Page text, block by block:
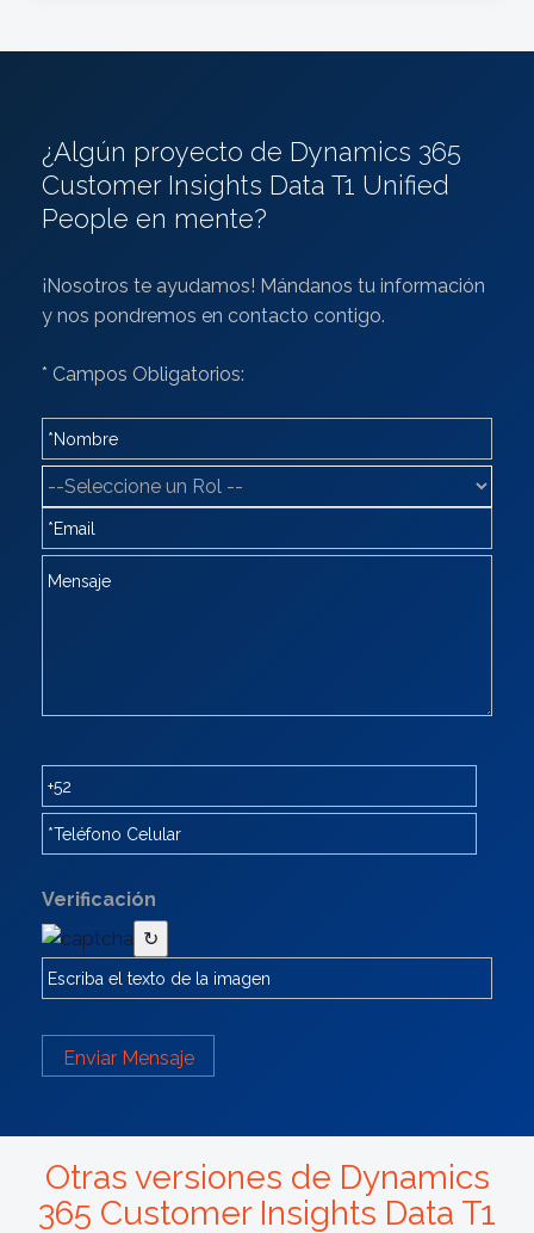
¿Algún proyecto de Dynamics 365
Customer Insights Data T1 Unified
People en mente?
¡Nosotros te ayudamos! Mándanos tu información
y nos pondremos en contacto contigo.
* Campos Obligatorios:
Verificación
↻
Enviar Mensaje
Otras versiones de Dynamics
365 Customer Insights Data T1